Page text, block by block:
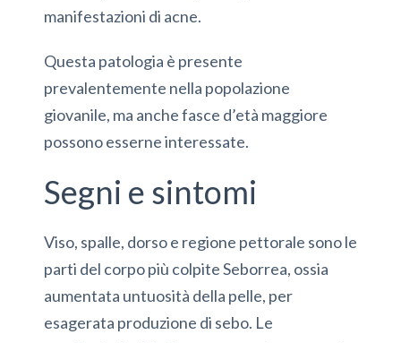
manifestazioni di acne.
Questa patologia è presente
prevalentemente nella popolazione
giovanile, ma anche fasce d’età maggiore
possono esserne interessate.
Segni e sintomi
Viso, spalle, dorso e regione pettorale sono le
parti del corpo più colpite Seborrea, ossia
aumentata untuosità della pelle, per
esagerata produzione di sebo. Le